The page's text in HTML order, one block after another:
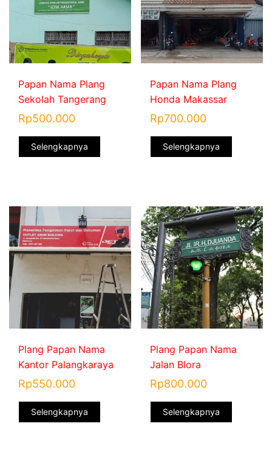
Papan Nama Plang
Sekolah Tangerang
Rp500.000
Selengkapnya
Papan Nama Plang
Honda Makassar
Rp700.000
Selengkapnya
Plang Papan Nama
Kantor Palangkaraya
Rp550.000
Selengkapnya
Plang Papan Nama
Jalan Blora
Rp800.000
Selengkapnya